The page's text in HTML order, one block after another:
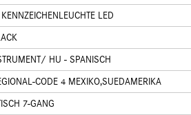
LED
HU - SPANISCH
CODE 4 MEXIKO,SUEDAMERIKA
7-GANG